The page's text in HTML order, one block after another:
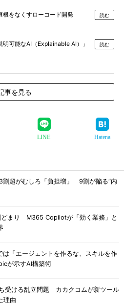
根をなくすローコード開発 読む
可能なAI（Explainable AI）」 読む
事を見る
LINE Hatena
割超がむしろ「負担増」 9割が陥る“内
どまり M365 Copilotが「効く業務」と
は「エージェントを作るな、スキルを作
が示すAI構築術
受ける乱立問題 カカクコムが新ツール
理由